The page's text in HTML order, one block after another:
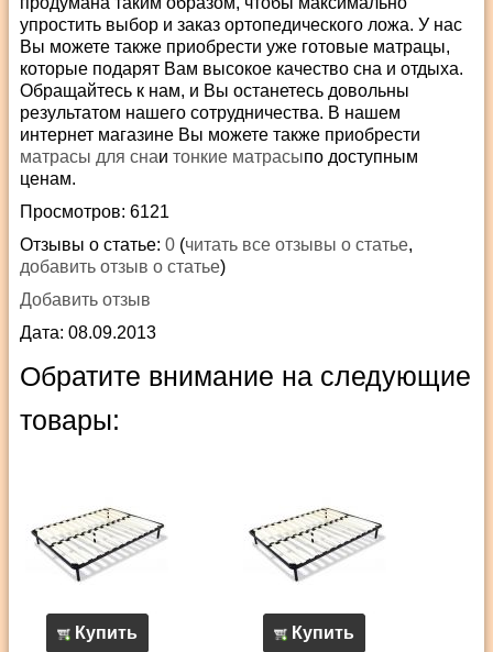
упростить выбор и заказ ортопедического ложа. У нас
Вы можете также приобрести уже готовые матрацы,
которые подарят Вам высокое качество сна и отдыха.
Обращайтесь к нам, и Вы останетесь довольны
результатом нашего сотрудничества. В нашем
интернет магазине Вы можете также приобрести
матрасы для снаи тонкие матрасыпо доступным
ценам.
Просмотров: 6121
Отзывы о статье: 0 (читать все отзывы о статье,
добавить отзыв о статье)
Добавить отзыв
Дата: 08.09.2013
Обратите внимание на следующие
товары:
Купить
Купить